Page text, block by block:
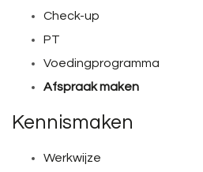
Check-up
PT
Voedingprogramma
Afspraak maken
Kennismaken
Werkwijze